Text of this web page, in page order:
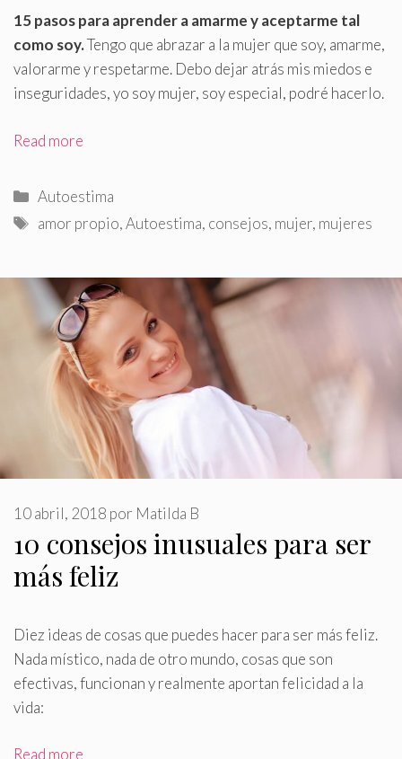
15 pasos para aprender a amarme y aceptarme tal
como soy.Tengo que abrazar a la mujer que soy, amarme,
valorarme y respetarme. Debo dejar atrás mis miedos e
inseguridades, yo soy mujer, soy especial, podré hacerlo.
Read more
Categorías
Autoestima
Etiquetas
amor propio,Autoestima, consejos, mujer, mujeres
10 consejos inusuales para ser
más feliz
10 abril, 2018 por Matilda B
Diez ideas de cosas que puedes hacer para ser más feliz.
Nada místico, nada de otro mundo, cosas que son
efectivas, funcionan y realmente aportan felicidad a la
vida:
Read more